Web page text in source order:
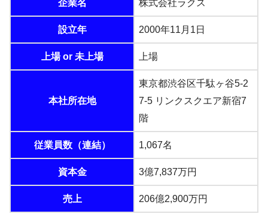
企業名 株式会社ラクス
設立年 2000年11月1日
上場 or 未上場 上場
本社所在地
東京都渋谷区千駄ヶ谷5-2
7-5 リンクスクエア新宿7
階
従業員数（連結） 1,067名
資本金 3億7,837万円
売上 206億2,900万円